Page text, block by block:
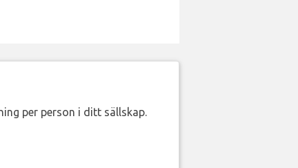
per person i ditt sällskap.